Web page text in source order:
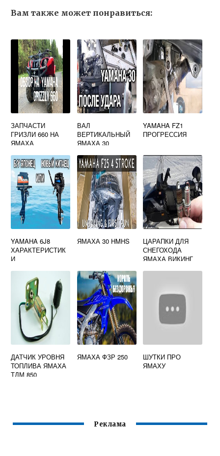
Вам также может понравиться:
ЗАПЧАСТИ
ГРИЗЛИ 660 НА
ЯМАХА
ВАЛ
ВЕРТИКАЛЬНЫЙ
ЯМАХА 30
YAMAHA FZ1
ПРОГРЕССИЯ
YAMAHA 6J8
ХАРАКТЕРИСТИК
И
ЯМАХА 30 HMHS
ЦАРАПКИ ДЛЯ
СНЕГОХОДА
ЯМАХА ВИКИНГ
ДАТЧИК УРОВНЯ
ТОПЛИВА ЯМАХА
ТДМ 850
ЯМАХА ФЗР 250
ШУТКИ ПРО
ЯМАХУ
Реклама